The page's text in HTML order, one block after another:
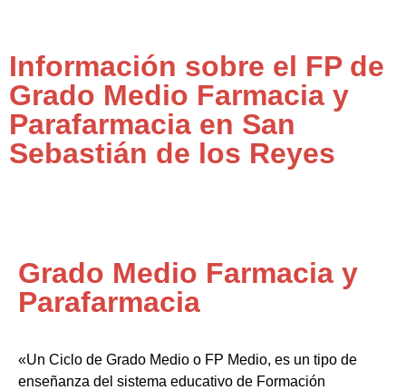
Información sobre el FP de
Grado Medio Farmacia y
Parafarmacia en San
Sebastián de los Reyes
Grado Medio Farmacia y
Parafarmacia
«Un Ciclo de Grado Medio o FP Medio, es un tipo de
enseñanza del sistema educativo de Formación